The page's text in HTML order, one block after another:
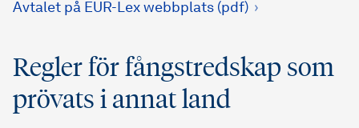
Avtalet på EUR-Lex webbplats (pdf)
Regler för fångstredskap som
prövats i annat land